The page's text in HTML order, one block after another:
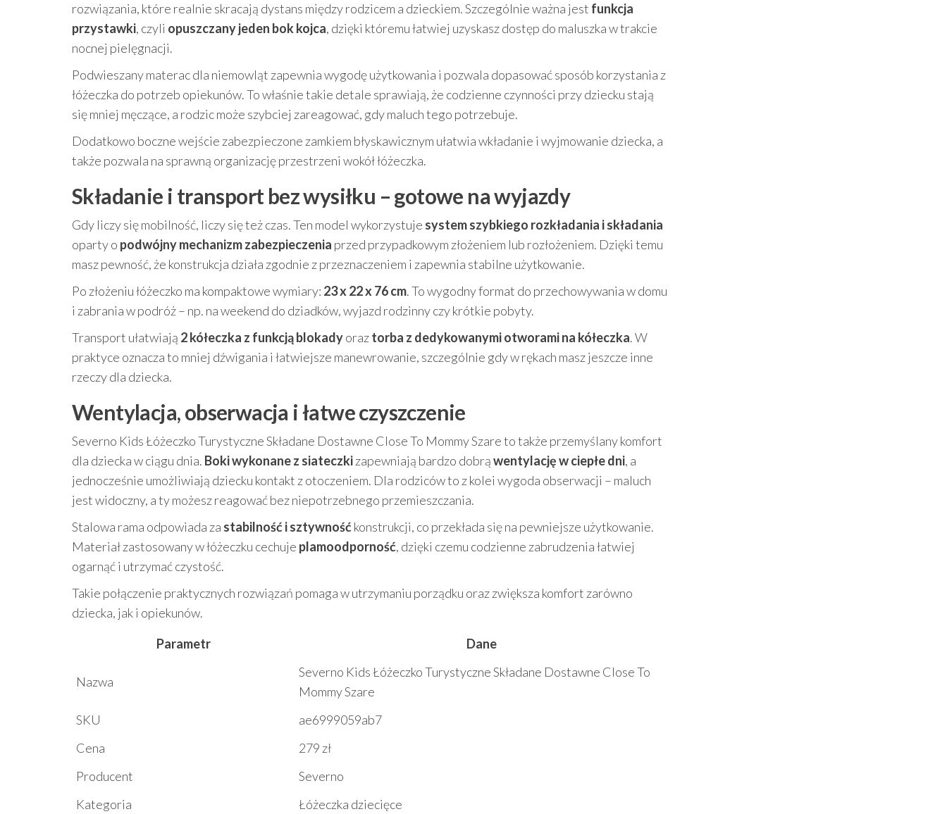
rozwiązania, które realnie skracają dystans między rodzicem a dzieckiem. Szczególnie ważna jest funkcja
przystawki, czyli opuszczany jeden bok kojca, dzięki któremu łatwiej uzyskasz dostęp do maluszka w trakcie
nocnej pielęgnacji.
Podwieszany materac dla niemowląt zapewnia wygodę użytkowania i pozwala dopasować sposób korzystania z
łóżeczka do potrzeb opiekunów. To właśnie takie detale sprawiają, że codzienne czynności przy dziecku stają
się mniej męczące, a rodzic może szybciej zareagować, gdy maluch tego potrzebuje.
Dodatkowo boczne wejście zabezpieczone zamkiem błyskawicznym ułatwia wkładanie i wyjmowanie dziecka, a
także pozwala na sprawną organizację przestrzeni wokół łóżeczka.
Składanie i transport bez wysiłku – gotowe na wyjazdy
Gdy liczy się mobilność, liczy się też czas. Ten model wykorzystuje system szybkiego rozkładania i składania
oparty o podwójny mechanizm zabezpieczenia przed przypadkowym złożeniem lub rozłożeniem. Dzięki temu
masz pewność, że konstrukcja działa zgodnie z przeznaczeniem i zapewnia stabilne użytkowanie.
Po złożeniu łóżeczko ma kompaktowe wymiary: 23 x 22 x 76 cm. To wygodny format do przechowywania w domu
i zabrania w podróż – np. na weekend do dziadków, wyjazd rodzinny czy krótkie pobyty.
Transport ułatwiają 2 kółeczka z funkcją blokadyoraztorba z dedykowanymi otworami na kółeczka. W
praktyce oznacza to mniej dźwigania i łatwiejsze manewrowanie, szczególnie gdy w rękach masz jeszcze inne
rzeczy dla dziecka.
Wentylacja, obserwacja i łatwe czyszczenie
Severno Kids Łóżeczko Turystyczne Składane Dostawne Close To Mommy Szare to także przemyślany komfort
dla dziecka w ciągu dnia. Boki wykonane z siateczkizapewniają bardzo dobrąwentylację w ciepłe dni, a
jednocześnie umożliwiają dziecku kontakt z otoczeniem. Dla rodziców to z kolei wygoda obserwacji – maluch
jest widoczny, a ty możesz reagować bez niepotrzebnego przemieszczania.
Stalowa rama odpowiada za stabilność i sztywnośćkonstrukcji, co przekłada się na pewniejsze użytkowanie.
Materiał zastosowany w łóżeczku cechuje plamoodporność, dzięki czemu codzienne zabrudzenia łatwiej
ogarnąć i utrzymać czystość.
Takie połączenie praktycznych rozwiązań pomaga w utrzymaniu porządku oraz zwiększa komfort zarówno
dziecka, jak i opiekunów.
Parametr
Dane
Nazwa
Severno Kids Łóżeczko Turystyczne Składane Dostawne Close To
Mommy Szare
SKU
ae6999059ab7
Cena
279 zł
Producent
Severno
Kategoria
Łóżeczka dziecięce